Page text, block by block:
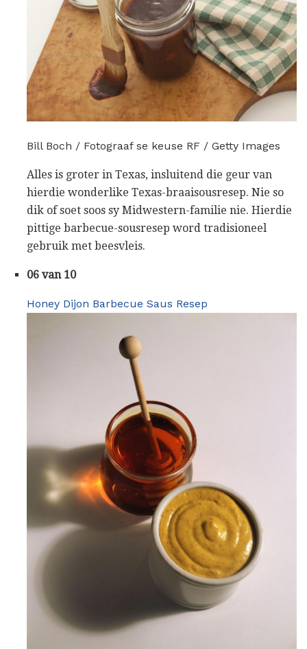
Bill Boch / Fotograaf se keuse RF / Getty Images
Alles is groter in Texas, insluitend die geur van
hierdie wonderlike Texas-braaisousresep. Nie so
dik of soet soos sy Midwestern-familie nie. Hierdie
pittige barbecue-sousresep word tradisioneel
gebruik met beesvleis.
06 van 10
Honey Dijon Barbecue Saus Resep